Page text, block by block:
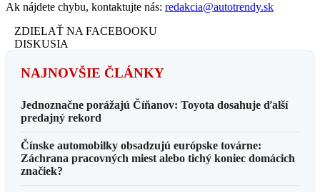
Ak nájdete chybu, kontaktujte nás: redakcia@autotrendy.sk
ZDIELAŤ NA FACEBOOKU
DISKUSIA
NAJNOVŠIE ČLÁNKY
Jednoznačne porážajú Číňanov: Toyota dosahuje ďalší
predajný rekord
Čínske automobilky obsadzujú európske továrne:
Záchrana pracovných miest alebo tichý koniec domácich
značiek?